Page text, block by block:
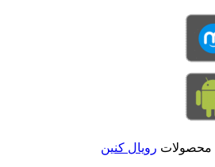
محصولات رویال کنین